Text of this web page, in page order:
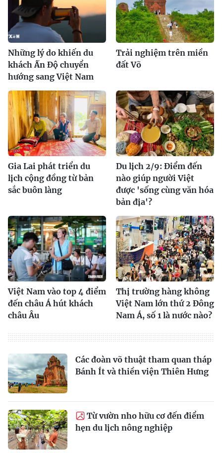
Những lý do khiến du
khách Ấn Độ chuyển
hướng sang Việt Nam
Trải nghiệm trên miền
đất Võ
Gia Lai phát triển du
lịch cộng đồng từ bản
sắc buôn làng
Du lịch 2/9: Điểm đến
nào giúp người Việt
được 'sống cùng văn hóa
bản địa'?
Việt Nam vào top 4 điểm
đến châu Á hút khách
châu Âu
Thị trường hàng không
Việt Nam lớn thứ 2 Đông
Nam Á, số 1 là nước nào?
Các đoàn võ thuật tham quan tháp
Bánh Ít và thiền viện Thiên Hưng
Từ vườn nho hữu cơ đến điểm
hẹn du lịch nông nghiệp